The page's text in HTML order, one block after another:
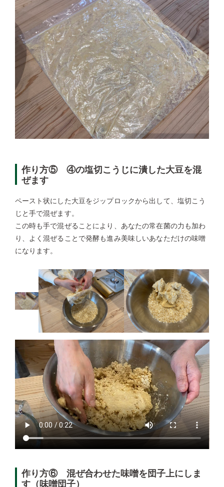
作り方⑤ ④の塩切こうじに潰した大豆を混
ぜます
ペースト状にした大豆をジップロックから出して、塩切こう
じと手で混ぜます。
この時も手で混ぜることにより、あなたの常在菌の力も加わ
り、よく混ぜることで発酵も進み美味しいあなただけの味噌
になります。
作り方⑥ 混ぜ合わせた味噌を団子上にしま
す（味噌団子）